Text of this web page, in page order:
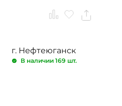
г. Нефтеюганск
В наличии 169 шт.